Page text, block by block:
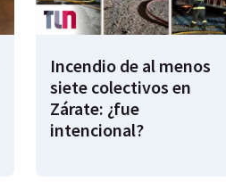
Incendio de al menos
siete colectivos en
Zárate: ¿fue
intencional?